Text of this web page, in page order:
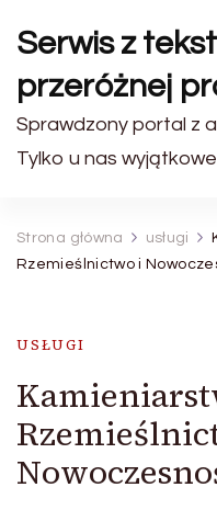
Serwis z
przeróżnej
Sprawdzony portal z
Tylko u nas
Strona główna usługi
Rzemieślnictwo i
USŁUGI